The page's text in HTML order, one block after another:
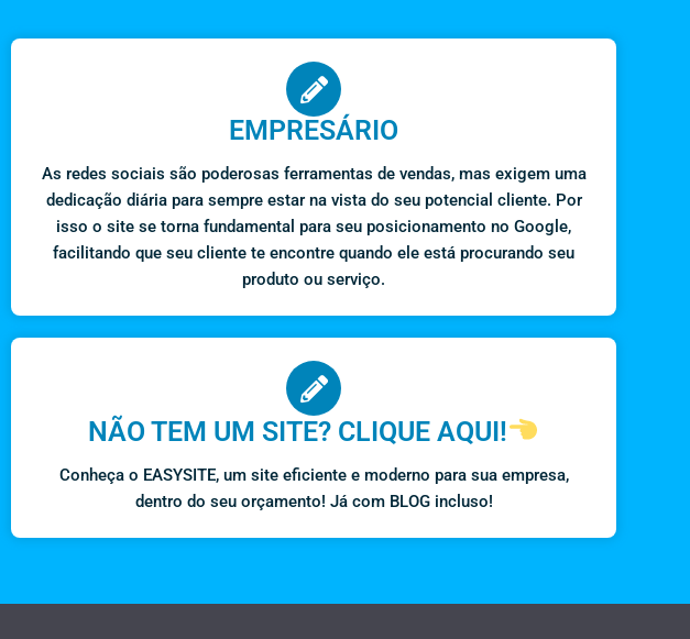
EMPRESÁRIO
As redes sociais são poderosas ferramentas de vendas, mas exigem uma
dedicação diária para sempre estar na vista do seu potencial cliente. Por
isso o site se torna fundamental para seu posicionamento no Google,
facilitando que seu cliente te encontre quando ele está procurando seu
produto ou serviço.
NÃO TEM UM SITE? CLIQUE AQUI!
Conheça o EASYSITE, um site eficiente e moderno para sua empresa,
dentro do seu orçamento! Já com BLOG incluso!